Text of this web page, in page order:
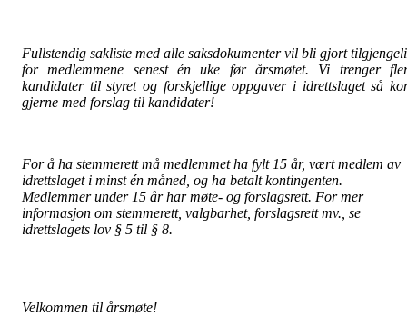
Fullstendig sakliste med alle saksdokumenter vil bli gjort
for medlemmene senest én uke før årsmøtet. Vi trenger
kandidater til styret og forskjellige oppgaver i idrettslaget så
gjerne med forslag til kandidater!
For å ha stemmerett må medlemmet ha fylt 15 år, vært medlem av
idrettslaget i minst én måned, og ha betalt kontingenten.
Medlemmer under 15 år har møte- og forslagsrett. For mer
informasjon om stemmerett, valgbarhet, forslagsrett mv., se
idrettslagets lov § 5 til § 8.
Velkommen til årsmøte!